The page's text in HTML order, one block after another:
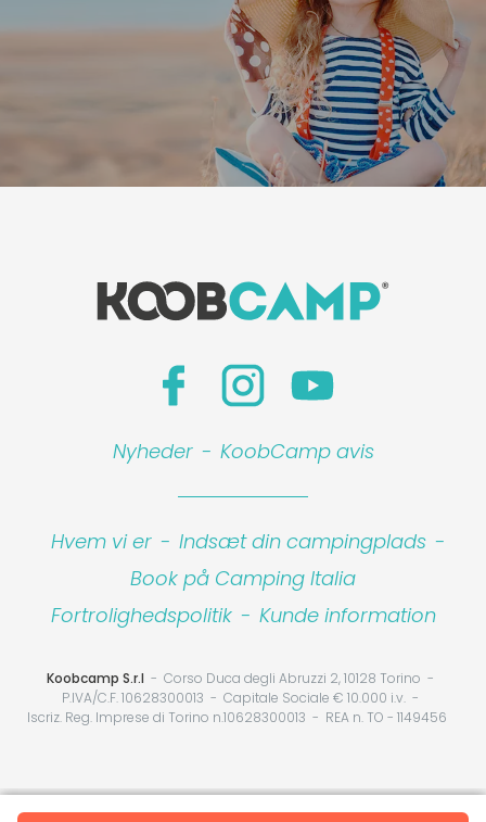
Nyheder - KoobCamp avis
Hvem vi er - Indsæt din campingplads -
Book på Camping Italia
Fortrolighedspolitik - Kunde information
Koobcamp S.r.l
Corso Duca degli Abruzzi 2, 10128 Torino
P.IVA/C.F. 10628300013
Capitale Sociale € 10.000 i.v.
Iscriz. Reg. Imprese di Torino n.10628300013
REA n. TO - 1149456
Your Privacy Choices